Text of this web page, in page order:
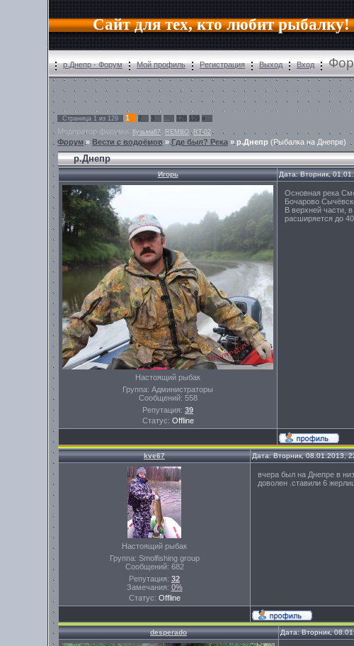
Сайт для тех, кто любит рыбалку!
р.Днепр - Форум Мой профиль Регистрация Выход Вход
Страница 1 из 129 1 2 3 … 128 129 »
Модератор форума: Кузьма67 REMBO , RT-02
Форум» Вести с водоёмов »Где был? Река »р.Днепр (Рыбалка на Днепре)
р.Днепр
Игорь Дата: Вторник,
Настоящий рыбак
Группа: Администраторы
Сообщений: 558
Репутация: 39
Статус: Offline
Основная река
Бочарово
В верхней части,
расширяется до
kve67 Дата: Вторник, 08.01.2013,
Настоящий рыбак
Группа: Smolfishing group
Сообщений: 682
Репутация: 32
Замечания: 0%
Статус: Offline
вчера был на Днепре в
доволен .ставили 6
desperado Дата: Вторник,